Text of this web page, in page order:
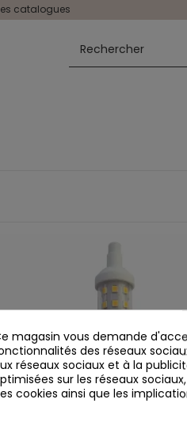
catalogues
magasin vous demande
des réseaux
réseaux sociaux et à la
sur les réseaux
cookies ainsi que les